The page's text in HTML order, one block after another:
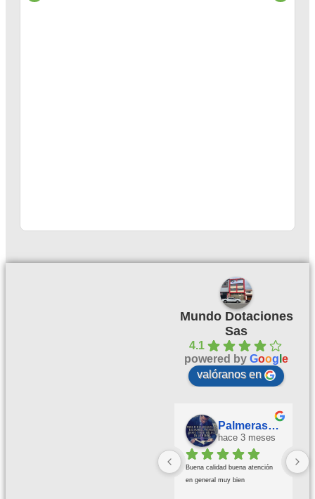
Mundo Dotaciones
Sas
4.1
powered by Goog e
valóranos en
Palmeras Doradas
hace 3 meses
Buena calidad buena atención
en general muy bien